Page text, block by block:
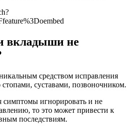
вкладыши не
средством исправления
суставами, позвоночником.
игнорировать и не
то это может привести к
последствиям.